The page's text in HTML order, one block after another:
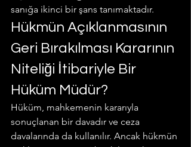
sanığa ikinci bir şans tanımaktadır.
Hükmün Açıklanmasının
Geri Bırakılması Kararının
Niteliği İtibariyle Bir
Hüküm Müdür?
Hüküm, mahkemenin kararıyla
sonuçlanan bir davadır ve ceza
davalarında da kullanılır. Ancak hükmün